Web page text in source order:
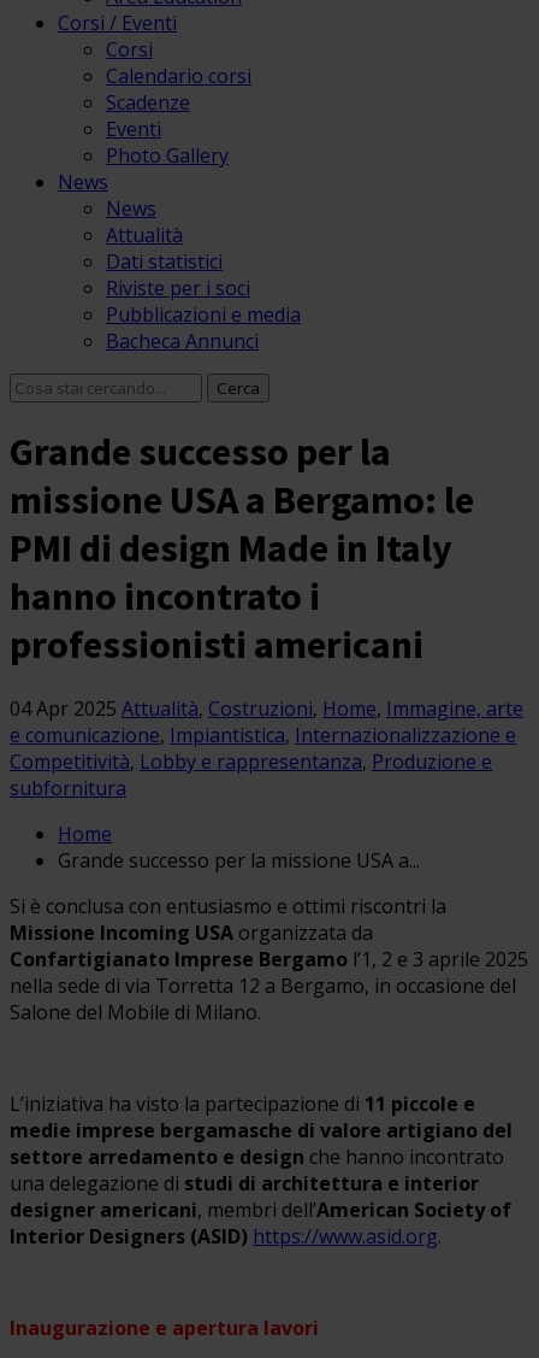
Corsi / Eventi
Corsi
Calendario corsi
Scadenze
Eventi
Photo Gallery
News
News
Attualità
Dati statistici
Riviste per i soci
Pubblicazioni e media
Bacheca Annunci
Grande successo per la
missione USA a Bergamo: le
PMI di design Made in Italy
hanno incontrato i
professionisti americani
04 Apr 2025 Attualità, Costruzioni, Home, Immagine, arte
e comunicazione, Impiantistica, Internazionalizzazione e
Competitività, Lobby e rappresentanza, Produzione e
subfornitura
Home
Grande successo per la missione USA a...
Si è conclusa con entusiasmo e ottimi riscontri la
Missione Incoming USA organizzata da
Confartigianato Imprese Bergamo l’1, 2 e 3 aprile 2025
nella sede di via Torretta 12 a Bergamo, in occasione del
Salone del Mobile di Milano.
L’iniziativa ha visto la partecipazione di 11 piccole e
medie imprese bergamasche di valore artigiano del
settore arredamento e design che hanno incontrato
una delegazione di studi di architettura e interior
designer americani, membri dell’American Society of
Interior Designers (ASID) https://www.asid.org.
Inaugurazione e apertura lavori